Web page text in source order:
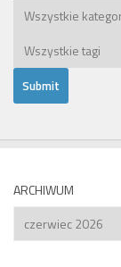
ARCHIWUM
Archiwum